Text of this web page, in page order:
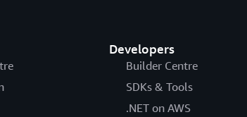
Developers
Builder Centre
SDKs & Tools
.NET on AWS